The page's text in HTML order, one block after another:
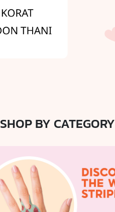
SHOP BY CATEGORY